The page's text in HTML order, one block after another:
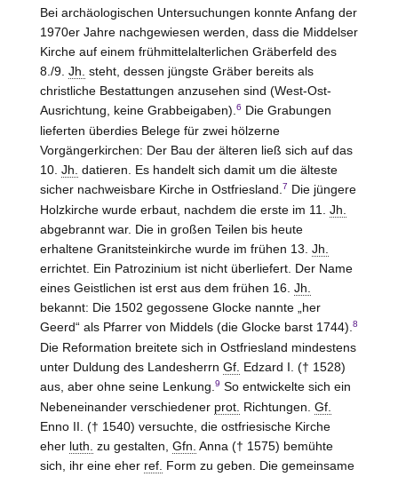
Bei archäologischen Untersuchungen konnte Anfang der
1970er Jahre nachgewiesen werden, dass die Middelser
Kirche auf einem frühmittelalterlichen Gräberfeld des
8./9. Jh. steht, dessen jüngste Gräber bereits als
christliche Bestattungen anzusehen sind (West-Ost-
Ausrichtung, keine Grabbeigaben).6 Die Grabungen
lieferten überdies Belege für zwei hölzerne
Vorgängerkirchen: Der Bau der älteren ließ sich auf das
10. Jh. datieren. Es handelt sich damit um die älteste
sicher nachweisbare Kirche in Ostfriesland.7 Die jüngere
Holzkirche wurde erbaut, nachdem die erste im 11. Jh.
abgebrannt war. Die in großen Teilen bis heute
erhaltene Granitsteinkirche wurde im frühen 13. Jh.
errichtet. Ein Patrozinium ist nicht überliefert. Der Name
eines Geistlichen ist erst aus dem frühen 16. Jh.
bekannt: Die 1502 gegossene Glocke nannte „her
Geerd“ als Pfarrer von Middels (die Glocke barst 1744).8
Die Reformation breitete sich in Ostfriesland mindestens
unter Duldung des Landesherrn Gf. Edzard I. († 1528)
aus, aber ohne seine Lenkung.9 So entwickelte sich ein
Nebeneinander verschiedener prot. Richtungen. Gf.
Enno II. († 1540) versuchte, die ostfriesische Kirche
eher luth. zu gestalten, Gfn. Anna († 1575) bemühte
sich, ihr eine eher ref. Form zu geben. Die gemeinsame